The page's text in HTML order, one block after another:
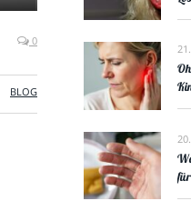
0
BLOG